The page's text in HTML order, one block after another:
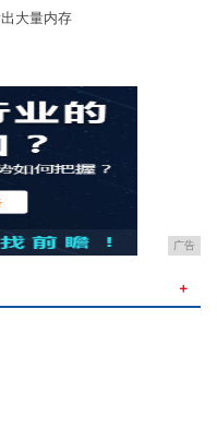
大量内存
广告
＋